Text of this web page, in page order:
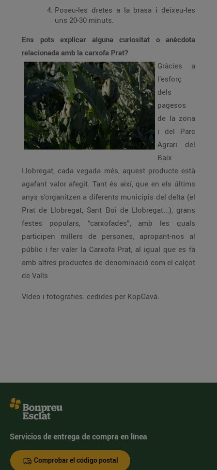
Poseu-les dretes a la brasa i deixeu-les
uns 20-30 minuts.
Ens pots explicar alguna curiositat o anècdota
relacionada amb la carxofa Prat?
Gràcies a
l’esforç
dels
pagesos
de la zona
i del Parc
Agrari del
Baix
Llobregat, cada vegada més, aquest producte està
agafant valor afegit. Tant és així, que en els últims
anys s’organitzen a diferents municipis del delta (el
Prat de Llobregat, Sant Boi de Llobregat...), grans
festes populars, “carxofades”, amb les quals
participen millers de persones, apropant-nos al
públic i fer valer la Carxofa Prat, al igual que es fa
amb altres productes de denominació com el calçot
de Valls.
Vídeo i fotografies: cedides per KopGavà.
Servicios de entrega de compra en línea
Comprobar el código postal